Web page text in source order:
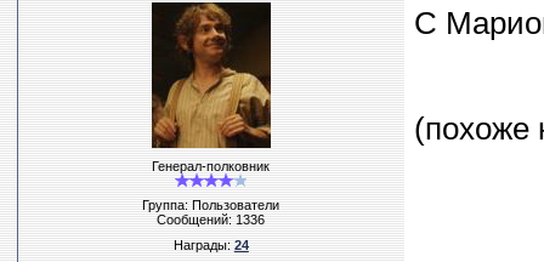
Генерал-полковник
Группа: Пользователи
Сообщений:1336
Награды:24
С
(похоже